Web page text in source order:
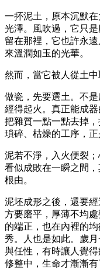
一抔泥土，原本沉默
光澤。風吹過，它只
留在那裡，它也許永
來溫潤如玉的光華。
然而，當它被人從土中
做瓷，先要選土。不
經得起火。真正能成
把雜質一點一點去掉
瑣碎、枯燥的工序，正
泥若不淨，入火便裂
看似成敗在一瞬之間
根由。
泥坯成形之後，還要
方要磨平，厚薄不均
的端正，也在內裡的
秀。人也是如此。歲
與任性，有時讓人覺
修整中，生命才漸漸有